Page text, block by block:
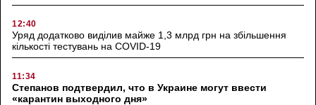
12:40
Уряд додатково виділив майже 1,3 млрд грн на збільшення
кількості тестувань на COVID-19
11:34
Степанов подтвердил, что в Украине могут ввести
«карантин выходного дня»